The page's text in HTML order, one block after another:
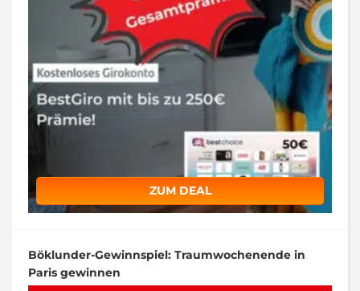
ZUM DEAL
Böklunder-Gewinnspiel: Traumwochenende in
Paris gewinnen